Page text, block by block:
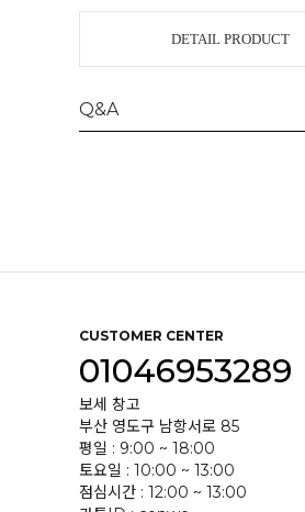
DETAIL PRODUCT
Q&A
CUSTOMER CENTER
01046953289
보세 창고
부산 영도구 남항서로 85
평일 : 9:00 ~ 18:00
토요일 : 10:00 ~ 13:00
점심시간 : 12:00 ~ 13:00